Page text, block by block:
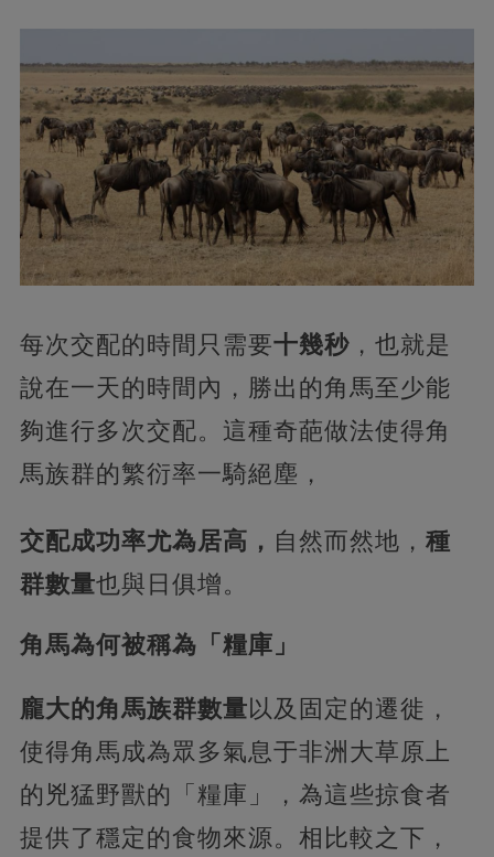
每次交配的時間只需要十幾秒，也就是
說在一天的時間內，勝出的角馬至少能
夠進行多次交配。這種奇葩做法使得角
馬族群的繁衍率一騎絕塵，
交配成功率尤為居高， 自然而然地， 種
群數量也與日俱增。
角馬為何被稱為「糧庫」
龐大的角馬族群數量 以及固定的遷徙，
使得角馬成為眾多氣息于非洲大草原上
的兇猛野獸的「糧庫」，為這些掠食者
提供了穩定的食物來源。相比較之下，